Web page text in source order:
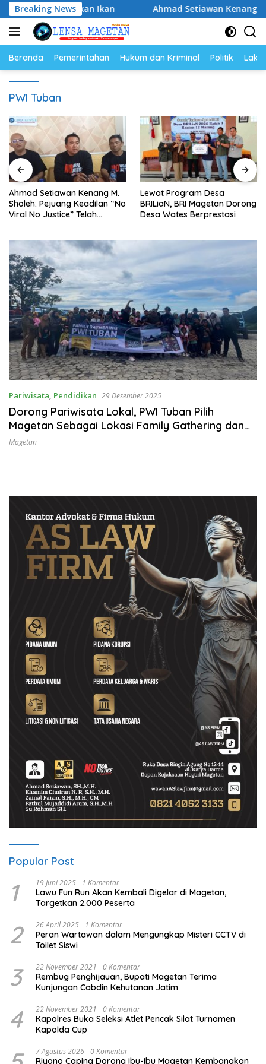
Langsung
ke
konten
Breaking News
Makan Ikan Ahmad Setiawan Kenang M.
Beranda Pemerintahan Hukum dan Kriminal Politik
PWI Tuban
Ahmad Setiawan Kenang M.
Sholeh: Pejuang Keadilan “No
Viral No Justice” Telah
Lewat Program Desa
BRILiaN, BRI Magetan Dorong
Desa Wates Berprestasi
Pariwisata, Pendidikan 29 Desember 2025
Dorong Pariwisata Lokal, PWI Tuban Pilih
Magetan Sebagai Lokasi Family Gathering dan
Evaluasi Tahunan
Magetan
Popular Post
1 19 Juni 2025 1 Komentar
Lawu Fun Run Akan Kembali Digelar di Magetan,
Targetkan 2.000 Peserta
2 26 April 2025 1 Komentar
Peran Wartawan dalam Mengungkap Misteri CCTV di
Toilet Siswi
3 22 November 2021 0 Komentar
Rembug Penghijauan, Bupati Magetan Terima
Kunjungan Cabdin Kehutanan Jatim
4 22 November 2021 0 Komentar
Kapolres Buka Seleksi Atlet Pencak Silat Turnamen
Kapolda Cup
7 Agustus 2026 0 Komentar
Riyono Caping Dorong Ibu-Ibu Magetan Kembangkan